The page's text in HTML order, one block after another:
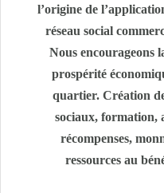
l’origine de
réseau social
Nous encourageons
prospérité
quartier. Création
sociaux, formation,
récompenses,
ressources au